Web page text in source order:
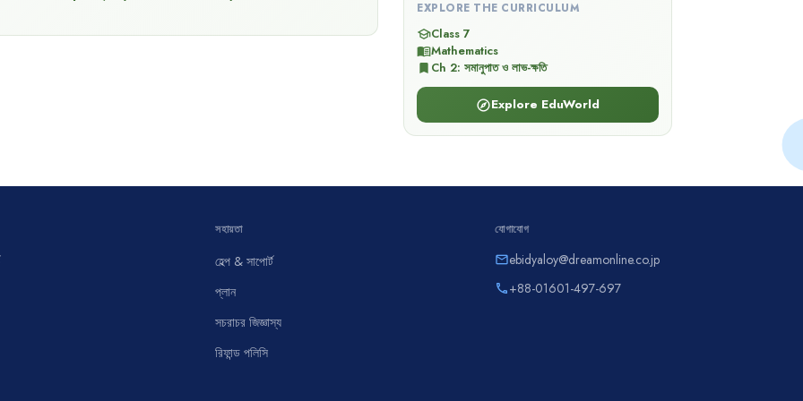
EXPLORE THE CURRICULUM
schoolClass 7
menu_bookMathematics
bookmark Ch 2: সমানুপাত ও লাভ-ক্ষতি
exploreExplore EduWorld
সহায়তা
হেল্প & সাপোর্ট
প্লান
সচরাচর জিজ্ঞাস্য
রিফান্ড পলিসি
যোগাযোগ
emailebidyaloy@dreamonline.co.jp
phone+88-01601-497-697